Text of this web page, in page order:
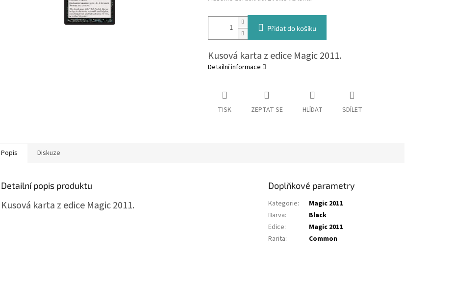
Přidat do košíku
Kusová karta z edice Magic 2011.
Detailní informace
TISK ZEPTAT SE HLÍDAT SDÍLET
Popis Diskuze
Detailní popis produktu
Kusová karta z edice Magic 2011.
Doplňkové parametry
Kategorie:
Magic 2011
Barva:
Black
Edice:
Magic 2011
Rarita: Common